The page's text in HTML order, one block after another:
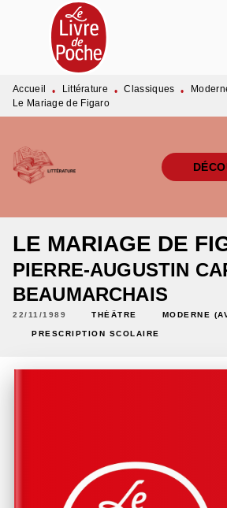
MENU RECHERCHE
PIED DE PAGE
Accueil • Littérature • Classiques •
Le Mariage de Figaro
LE MARIAGE DE
PIERRE-AUGUSTIN
BEAUMARCHAIS
22/11/1989 THÉÂTRE MODERNE
PRESCRIPTION SCOLAIRE